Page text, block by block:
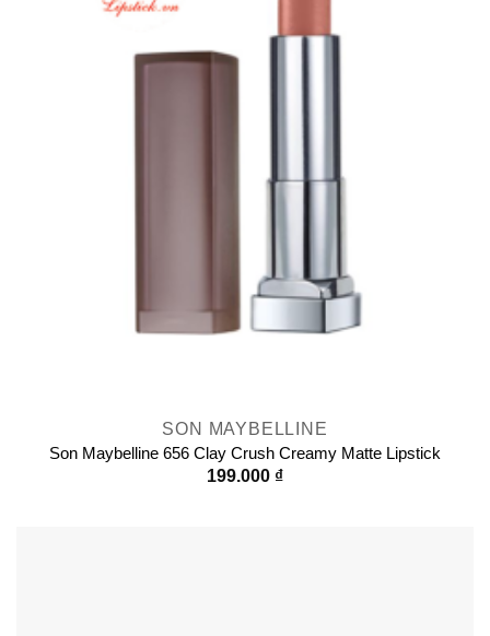
SON MAYBELLINE
Son Maybelline 656 Clay Crush Creamy Matte Lipstick
199.000 ₫